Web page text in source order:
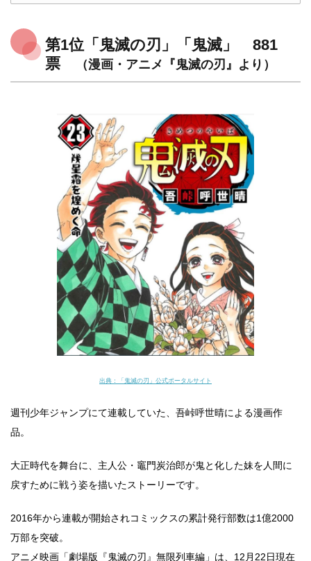
第1位「鬼滅の刃」「鬼滅」 881
票
（漫画・アニメ『鬼滅の刃』より）
出典：「鬼滅の刃」公式ポータルサイト
週刊少年ジャンプにて連載していた、吾峠呼世晴による漫画作
品。
大正時代を舞台に、主人公・竈門炭治郎が鬼と化した妹を人間に
戻すために戦う姿を描いたストーリーです。
2016年から連載が開始されコミックスの累計発行部数は1億2000
万部を突破。
アニメ映画「劇場版『鬼滅の刃』無限列車編」は、12月22日現在